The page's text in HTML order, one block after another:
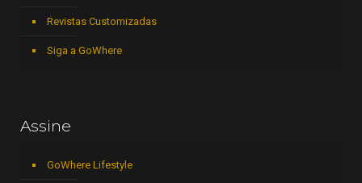
Revistas Customizadas
Siga a GoWhere
Assine
GoWhere Lifestyle